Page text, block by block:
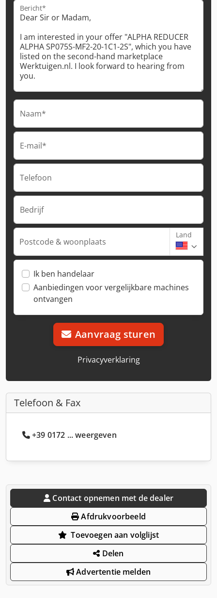
Bericht*
Naam*
E-mail*
Telefoon
Bedrijf
Postcode & woonplaats
Land
Ik ben handelaar
Aanbiedingen voor vergelijkbare machines
ontvangen
Aanvraag sturen
Privacyverklaring
Telefoon & Fax
+39 0172 ... weergeven
Contact opnemen met de dealer
Afdrukvoorbeeld
Toevoegen aan volglijst
Delen
Advertentie melden